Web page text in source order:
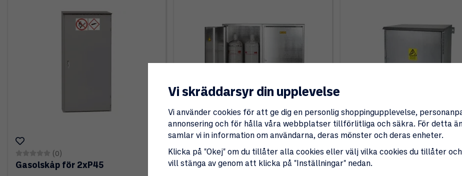
(0)
Gasolskåp för 2xP45
(0)
Gasolskåp för 4xP45
(1)
Skåp för gasolflaskor
Vi skräddarsyr din upplevelse
Vi använder cookies för att ge dig en personlig shoppingupplevelse,
annonsering och för hålla våra webbplatser tillförlitliga och säkra. För detta
samlar vi in information om användarna, deras mönster och deras enheter.
Klicka på "Okej" om du tillåter alla cookies eller välj vilka cookies du tillåter
vill stänga av genom att klicka på "Inställningar" nedan.